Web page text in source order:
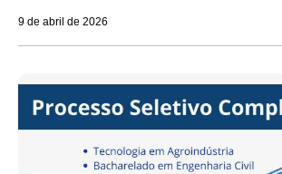
9 de abril de 2026